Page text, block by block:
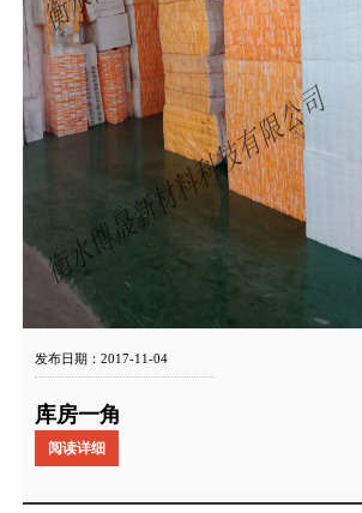
发布日期：2017-11-04
库房一角
阅读详细